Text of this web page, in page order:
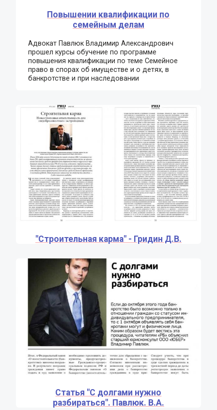
Повышении квалификации по
семейным делам
Адвокат Павлюк Владимир Александрович
прошел курсы обучение по программе
повышения квалификации по теме Семейное
право в спорах об имуществе и о детях, в
банкротстве и при наследовании
"Строительная карма" - Гридин Д.В.
Статья "С долгами нужно
разбираться". Павлюк. В.А.